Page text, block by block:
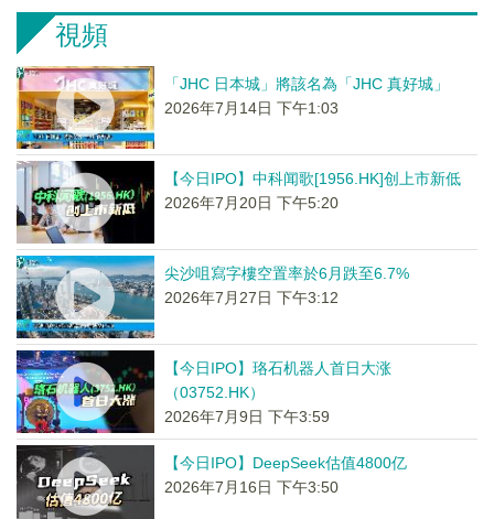
視頻
「JHC 日本城」將該名為「JHC 真好城」
2026年7月14日 下午1:03
【今日IPO】中科闻歌[1956.HK]创上市新低
2026年7月20日 下午5:20
尖沙咀寫字樓空置率於6月跌至6.7%
2026年7月27日 下午3:12
【今日IPO】珞石机器人首日大涨
（03752.HK）
2026年7月9日 下午3:59
【今日IPO】DeepSeek估值4800亿
2026年7月16日 下午3:50